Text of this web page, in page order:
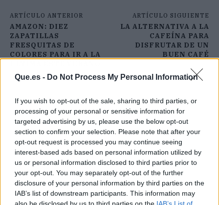
Que.es - Do Not Process My Personal Information
If you wish to opt-out of the sale, sharing to third parties, or
processing of your personal or sensitive information for
targeted advertising by us, please use the below opt-out
section to confirm your selection. Please note that after your
opt-out request is processed you may continue seeing
interest-based ads based on personal information utilized by
us or personal information disclosed to third parties prior to
your opt-out. You may separately opt-out of the further
disclosure of your personal information by third parties on the
IAB’s list of downstream participants. This information may
also be disclosed by us to third parties on the IAB’s List of
ARTÍCULO ANTERIOR
AMAZON: DIEZ
ZAPATILLAS
FRESQUITAS DE
COLORES PARA IR A LA
ARTÍCULO SIGUIENTE
LA ALTERNATIVA A LA
CAFEÍNA PARA
DISFRUTAR DE UN
BUEN CAFÉ